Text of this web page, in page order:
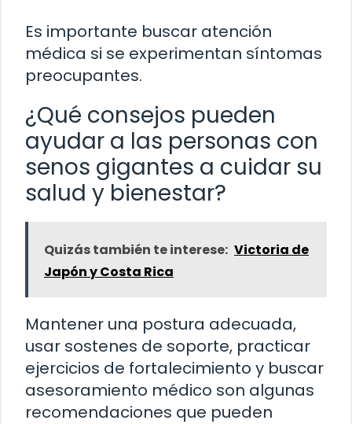
Es importante buscar atención
médica si se experimentan síntomas
preocupantes.
¿Qué consejos pueden
ayudar a las personas con
senos gigantes a cuidar su
salud y bienestar?
Quizás también te interese: Victoria de
Japón y Costa Rica
Mantener una postura adecuada,
usar sostenes de soporte, practicar
ejercicios de fortalecimiento y buscar
asesoramiento médico son algunas
recomendaciones que pueden